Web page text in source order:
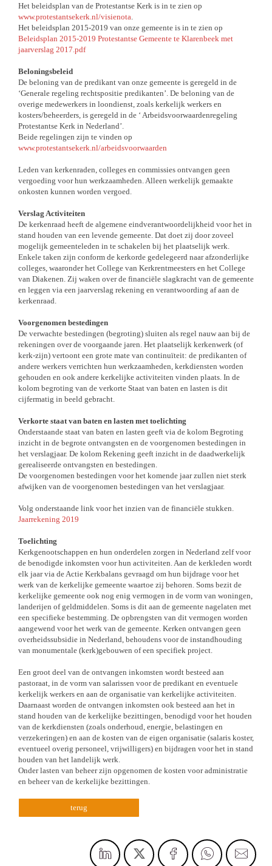
Het beleidsplan van de Protestantse Kerk is in te zien op
www.protestantsekerk.nl/visienota.
Het beleidsplan 2015-2019 van onze gemeente is in te zien op
Beleidsplan 2015-2019 Protestantse Gemeente te Klarenbeek met
jaarverslag 2017.pdf
Beloningsbeleid
De beloning van de predikant van onze gemeente is geregeld in de
‘Generale regeling rechtspositie predikanten’. De beloning van de
overige medewerkers in loondienst, zoals kerkelijk werkers en
kosters/beheerders, is geregeld in de ‘ Arbeidsvoorwaardenregeling
Protestantse Kerk in Nederland’.
Beide regelingen zijn te vinden op
www.protestantsekerk.nl/arbeidsvoorwaarden
Leden van kerkenraden, colleges en commissies ontvangen geen
vergoeding voor hun werkzaamheden. Alleen werkelijk gemaakte
onkosten kunnen worden vergoed.
Verslag Activiteiten
De kerkenraad heeft de algemene eindverantwoordelijkheid voor het in
stand houden van een levende gemeente. Dat doet zij door zoveel
mogelijk gemeenteleden in te schakelen bij het plaatselijk werk.
Enkele taken zijn conform de kerkorde gedelegeerd naar afzonderlijke
colleges, waaronder het College van Kerkrentmeesters en het College
van Diakenen. Zij waken over de financiële slagkracht van de gemeente
en leggen via een jaarverslag rekening en verantwoording af aan de
kerkenraad.
Voorgenomen bestedingen
De verwachte bestedingen (begroting) sluiten als regel nauw aan bij de
rekeningen over de voorgaande jaren. Het plaatselijk kerkenwerk (of
kerk-zijn) vertoont een grote mate van continuïteit: de predikanten of
andere werkers verrichten hun werkzaamheden, kerkdiensten worden
gehouden en ook andere kerkelijke activiteiten vinden plaats. In de
kolom begroting van de verkorte Staat van baten en lasten is dit
cijfermatig in beeld gebracht.
Verkorte staat van baten en lasten met toelichting
Onderstaande staat van baten en lasten geeft via de kolom Begroting
inzicht in de begrote ontvangsten en de voorgenomen bestedingen in
het verslagjaar. De kolom Rekening geeft inzicht in de daadwerkelijk
gerealiseerde ontvangsten en bestedingen.
De voorgenomen bestedingen voor het komende jaar zullen niet sterk
afwijken van de voorgenomen bestedingen van het verslagjaar.
Volg onderstaande link voor het inzien van de financiële stukken.
Jaarrekening 2019
Toelichting
Kerkgenootschappen en hun onderdelen zorgen in Nederland zelf voor
de benodigde inkomsten voor hun activiteiten. Aan de kerkleden wordt
elk jaar via de Actie Kerkbalans gevraagd om hun bijdrage voor het
werk van de kerkelijke gemeente waartoe zij behoren. Soms bezit de
kerkelijke gemeente ook nog enig vermogen in de vorm van woningen,
landerijen of geldmiddelen. Soms is dit aan de gemeente nagelaten met
een specifieke bestemming. De opbrengsten van dit vermogen worden
aangewend voor het werk van de gemeente. Kerken ontvangen geen
overheidssubsidie in Nederland, behoudens voor de instandhouding
van monumentale (kerk)gebouwen of een specifiek project.
Een groot deel van de ontvangen inkomsten wordt besteed aan
pastoraat, in de vorm van salarissen voor de predikant en eventuele
kerkelijk werkers en aan de organisatie van kerkelijke activiteiten.
Daarnaast worden de ontvangen inkomsten ook besteed aan het in
stand houden van de kerkelijke bezittingen, benodigd voor het houden
van de kerkdiensten (zoals onderhoud, energie, belastingen en
verzekeringen) en aan de kosten van de eigen organisatie (salaris koster,
eventueel overig personeel, vrijwilligers) en bijdragen voor het in stand
houden van het landelijk werk.
Onder lasten van beheer zijn opgenomen de kosten voor administratie
en beheer van de kerkelijke bezittingen.
terug